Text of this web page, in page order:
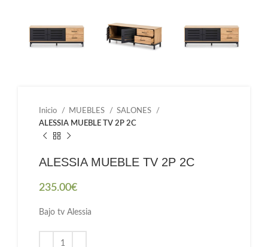
Inicio MUEBLES
SALONES
ALESSIA MUEBLE TV 2P 2C
ALESSIA MUEBLE TV 2P 2C
235.00€
Bajo tv Alessia